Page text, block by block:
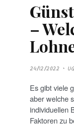
–
P
O
T
E
D
O
N
24/12/2022
Es gibt viele
aber welche
individuellen
Faktoren zu